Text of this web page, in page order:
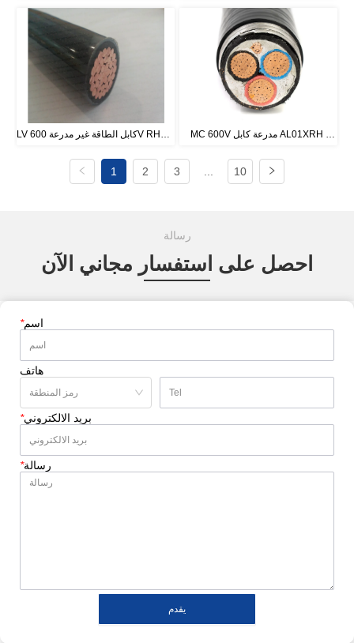
النواة غير مدرع 300/500 فولت
LV كابل الطاقة غير مدرعة 600V RHH ،
XHHW-2 / PVC ، XHHW-2 / CPE ،
MC 600V مدرعة كابل AL01XRH
1 2 3 10
رسالة
احصل على استفسار مجاني الآن
*اسم
هاتف
*بريد الالكتروني
*رسالة
يقدم